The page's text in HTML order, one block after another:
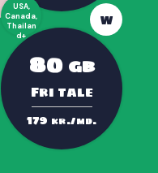
USA,
Canada,
Thailan
d+
W
80 GB
Fri tale
179 kr./md.